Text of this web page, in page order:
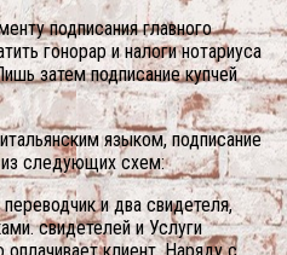
подписания главного
гонорар и налоги нотариуса
затем подписание купчей
языком, подписание
следующих схем:
и два свидетеля,
свидетелей и Услуги